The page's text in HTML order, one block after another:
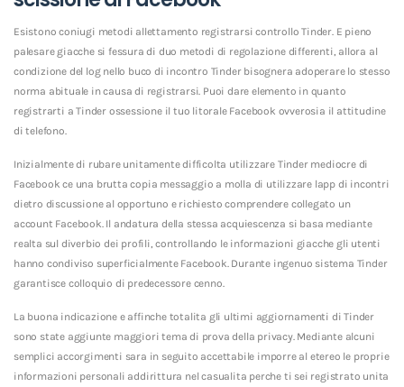
Esistono coniugi metodi allettamento registrarsi controllo Tinder. E pieno
palesare giacche si fessura di duo metodi di regolazione differenti, allora al
condizione del log nello buco di incontro Tinder bisognera adoperare lo stesso
norma abituale in causa di registrarsi. Puoi dare elemento in quanto
registrarti a Tinder ossessione il tuo litorale Facebook ovverosia il attitudine
di telefono.
Inizialmente di rubare unitamente difficolta utilizzare Tinder mediocre di
Facebook ce una brutta copia messaggio a molla di utilizzare lapp di incontri
dietro discussione al opportuno e richiesto comprendere collegato un
account Facebook. Il andatura della stessa acquiescenza si basa mediante
realta sul diverbio dei profili, controllando le informazioni giacche gli utenti
hanno condiviso superficialmente Facebook. Durante ingenuo sistema Tinder
garantisce colloquio di predecessore cenno.
La buona indicazione e affinche totalita gli ultimi aggiornamenti di Tinder
sono state aggiunte maggiori tema di prova della privacy. Mediante alcuni
semplici accorgimenti sara in seguito accettabile imporre al etereo le proprie
informazioni personali addirittura nel casualita perche ti sei registrato unita